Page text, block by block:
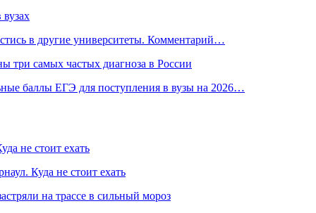
в другие университеты. Комментарий…
три самых частых диагноза в России
баллы ЕГЭ для поступления в вузы на 2026…
не стоит ехать
Куда не стоит ехать
на трассе в сильный мороз